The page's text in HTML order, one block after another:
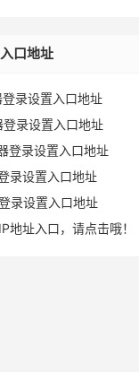
口地址
录设置入口地址
录设置入口地址
登录设置入口地址
录设置入口地址
录设置入口地址
地址入口，请点击哦！